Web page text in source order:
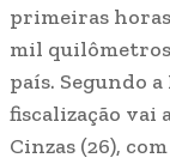
primeiras
mil
país. Segundo
fiscalização vai
Cinzas (26),